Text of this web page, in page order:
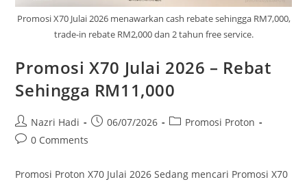
Promosi X70 Julai 2026 menawarkan cash rebate sehingga RM7,000,
trade-in rebate RM2,000 dan 2 tahun free service.
Promosi X70 Julai 2026 – Rebat
Sehingga RM11,000
Nazri Hadi 06/07/2026
Promosi Proton
0 Comments
Promosi Proton X70 Julai 2026 Sedang mencari Promosi X70